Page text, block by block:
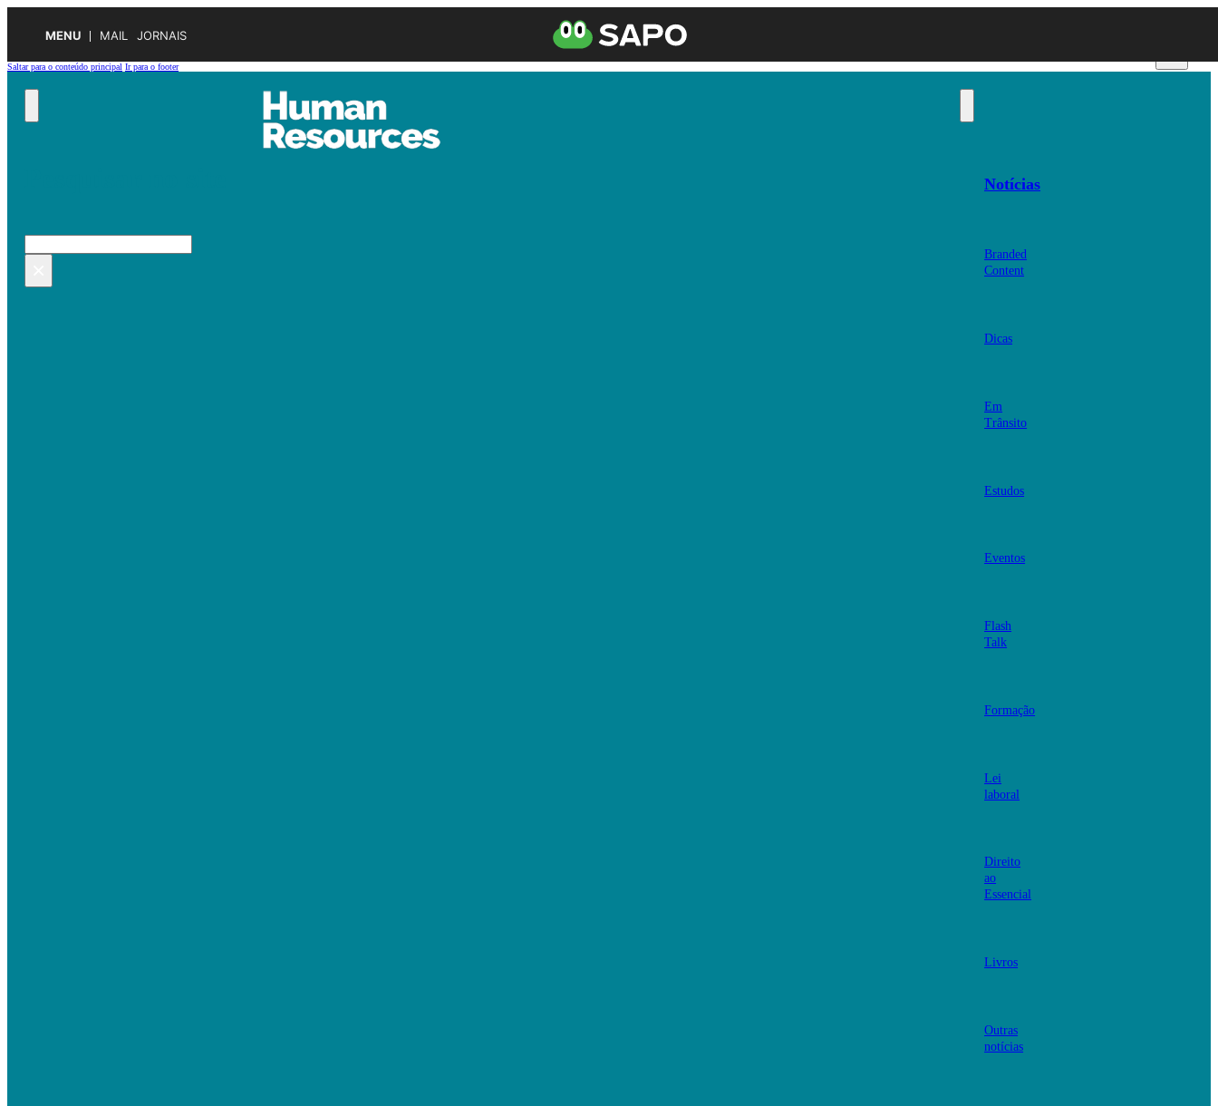
MENU MAIL JORNAIS
Saltar para o conteúdo principal Ir para o footer
Pesquisar
Notícias
Branded
Content
Dicas
Em
Trânsito
Estudos
Eventos
Flash
Talk
Formação
Lei
laboral
Direito
ao
Essencial
Livros
Outras
notícias